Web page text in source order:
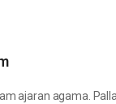
ajaran agama.